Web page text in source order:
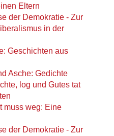
Eltern
der Demokratie - Zur
in der
Geschichten aus
Asche: Gedichte
log und Gutes tat
muss weg: Eine
der Demokratie - Zur